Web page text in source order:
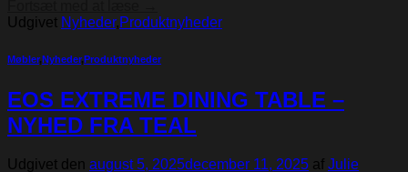
Udgivet Nyheder,Produktnyheder
Møbler, Nyheder, Produktnyheder
EOS EXTREME DINING TABLE –
NYHED FRA TEAL
Udgivet den august 5, 2025december 11, 2025 af Julie